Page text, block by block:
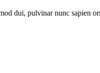
dui, pulvinar nunc sapien